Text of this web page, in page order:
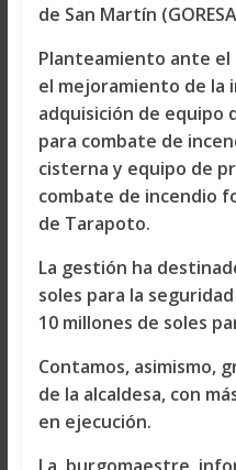
de San Martín
Planteamiento ante el
el mejoramiento de
adquisición de equipo
para combate de
cisterna y equipo de
combate de incendio
de Tarapoto.
La gestión ha
soles para la
10 millones de soles
Contamos, asimismo,
de la alcaldesa, con
en ejecución.